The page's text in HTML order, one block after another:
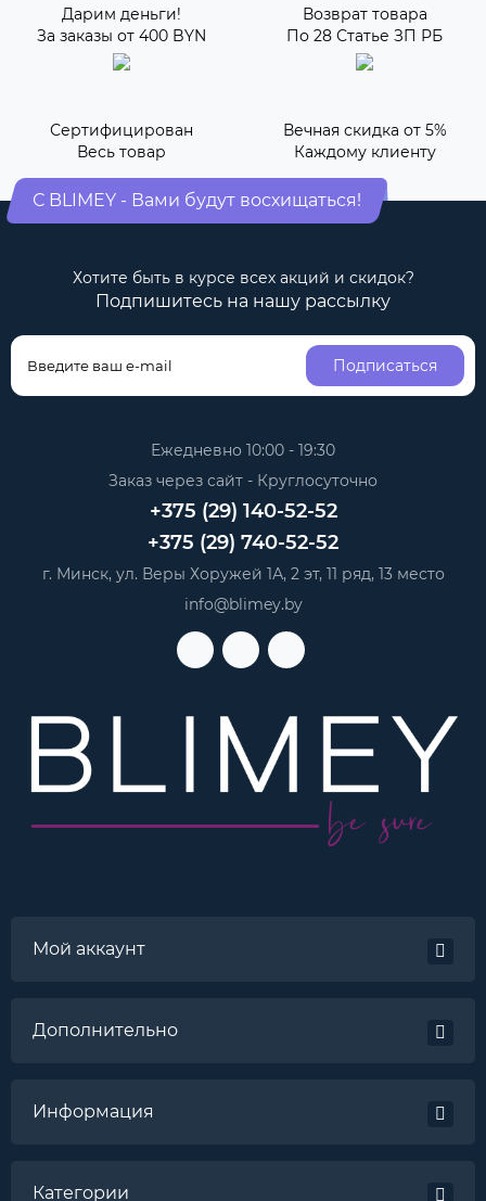
Дарим деньги!
За заказы от 400 BYN
Возврат товара
По 28 Статье ЗП РБ
Сертифицирован
Весь товар
Вечная скидка от 5%
Каждому клиенту
С BLIMEY - Вами будут восхищаться!
Хотите быть в курсе всех акций и скидок?
Подпишитесь на нашу рассылку
Подписаться
Ежедневно 10:00 - 19:30
Заказ через сайт - Круглосуточно
+375 (29) 140-52-52
+375 (29) 740-52-52
г. Минск, ул. Веры Хоружей 1А, 2 эт, 11 ряд, 13 место
info@blimey.by
Мой аккаунт
Дополнительно
Информация
Категории